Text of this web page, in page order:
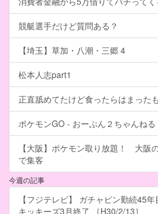
競艇選手だけど質問ある？
【埼玉】草加・八潮・三郷 4
松本人志part1
正直舐めてたけど食ったらはまった
ポケモンGO - おーぷん２ちゃんねる
【大阪】ポケモン取り放題！ 大阪
で集客
今週の記事
【フジテレビ】 ガチャピン勤続45
キッキーズ3月終了 ［H30/2/13］